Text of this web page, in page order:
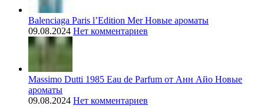
Balenciaga Paris l’Edition Mer Новые ароматы
09.08.2024 Нет комментариев
Massimo Dutti 1985 Eau de Parfum от Анн Айо Новые
ароматы
09.08.2024 Нет комментариев